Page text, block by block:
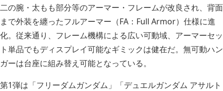
二の腕・太もも部分等のアーマー・フレームが改良され、背面
まで外装を纏ったフルアーマー（FA：Full Armor）仕様に進
化。従来通り、フレーム機構による広い可動域、アーマーセッ
ト単品でもディスプレイ可能なギミックは健在だ。無可動ハン
ガーは台座に組み替え可能となっている。
第1弾は「フリーダムガンダム」「デュエルガンダム アサルト